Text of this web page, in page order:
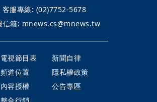
客服專線: (02)7752-5678
信箱: mnews.cs@mnews.tw
電視節目表
新聞自律
頻道位置
隱私權政策
內容授權
公告專區